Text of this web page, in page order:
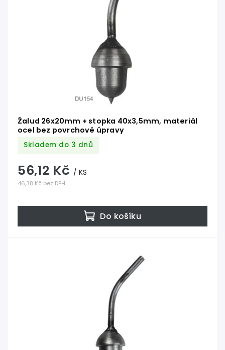
Žalud 26x20mm + stopka 40x3,5mm, materiál
ocel bez povrchové úpravy
Skladem do 3 dnů
46,38 Kč bez DPH
56,12 Kč / KS
Do košíku